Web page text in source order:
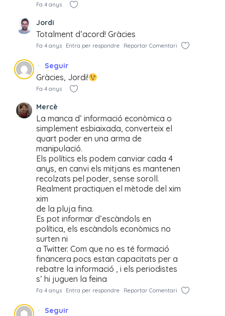
Fa 4 anys
Jordi
Totalment d’acord! Gràcies
Fa 4 anys Entra per respondre Reportar Comentari
Seguir
Gràcies, Jordi!
Fa 4 anys
Mercè
La manca d’ informació econòmica o
simplement esbiaixada, converteix el
quart poder en una arma de
manipulació.
Els polítics els podem canviar cada 4
anys, en canvi els mitjans es mantenen
recolzats pel poder, sense soroll.
Realment practiquen el mètode del xim
xim
de la pluja fina.
Es pot informar d’escàndols en
política, els escàndols econòmics no
surten ni
a Twitter. Com que no es té formació
financera pocs estan capacitats per a
rebatre la informació , i els periodistes
s’ hi juguen la feina
Fa 4 anys Entra per respondre Reportar Comentari
Seguir